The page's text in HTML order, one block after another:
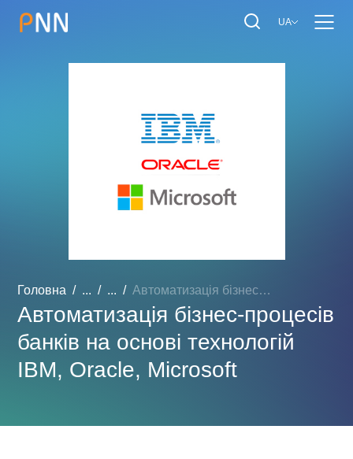
UA
Головна ... ... Автоматизація бізнес-проц...
Автоматизація бізнес-процесів
банків на основі технологій
IBM, Oracle, Microsoft